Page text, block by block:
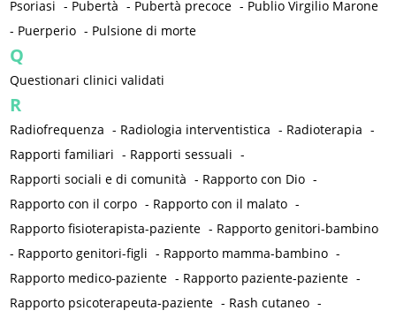
Psoriasi - Pubertà - Pubertà precoce - Publio Virgilio Marone
- Puerperio - Pulsione di morte
Q
Questionari clinici validati
R
Radiofrequenza - Radiologia interventistica - Radioterapia -
Rapporti familiari - Rapporti sessuali -
Rapporti sociali e di comunità - Rapporto con Dio -
Rapporto con il corpo - Rapporto con il malato -
Rapporto fisioterapista-paziente - Rapporto genitori-bambino
- Rapporto genitori-figli - Rapporto mamma-bambino -
Rapporto medico-paziente - Rapporto paziente-paziente -
Rapporto psicoterapeuta-paziente - Rash cutaneo -